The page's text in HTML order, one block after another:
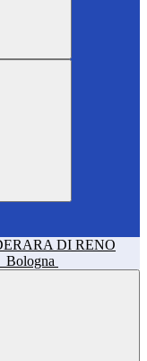
Bologna